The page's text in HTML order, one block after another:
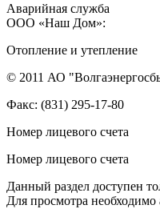
Аварийная служба
ООО «Наш Дом»:
Отопление и утепление
© 2011 АО
Факс: (831) 295-17-80
Номер лицевого счета
Номер лицевого счета
Данный раздел доступен
Для просмотра необходимо